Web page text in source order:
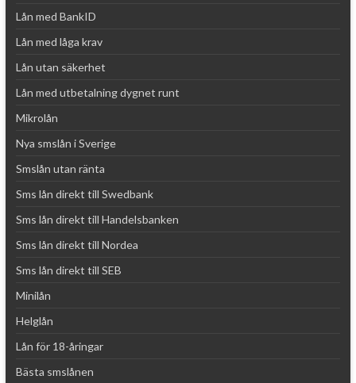
Lån med BankID
Lån med låga krav
Lån utan säkerhet
Lån med utbetalning dygnet runt
Mikrolån
Nya smslån i Sverige
Smslån utan ränta
Sms lån direkt till Swedbank
Sms lån direkt till Handelsbanken
Sms lån direkt till Nordea
Sms lån direkt till SEB
Minilån
Helglån
Lån för 18-åringar
Bästa smslånen